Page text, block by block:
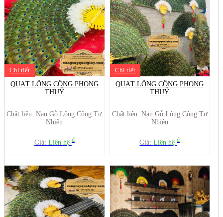
Chi tiết
QUẠT LÔNG CÔNG PHONG
THUỶ
Chất liệu: Nan Gỗ Lông Công Tự
Nhiên
Giá: Liên hệ đ
Chi tiết
QUẠT LÔNG CÔNG PHONG
THUỶ
Chất liệu: Nan Gỗ Lông Công Tự
Nhiên
Giá:Liên hệđ